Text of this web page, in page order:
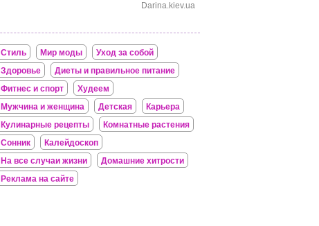
Darina.kiev.ua
Стиль Мир моды
Уход за собой
Здоровье
Диеты и правильное питание
Фитнес и спорт
Худеем
Мужчина и женщина
Детская
Карьера
Кулинарные рецепты
Комнатные растения
Сонник
Калейдоскоп
На все случаи жизни
Домашние хитрости
Реклама на сайте